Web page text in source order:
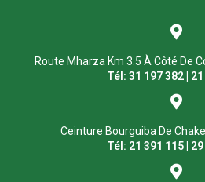
Route Mharza Km 3.5 À Côté De
Tél: 31 197 382 |
Ceinture Bourguiba De
Tél: 21 391 115 |